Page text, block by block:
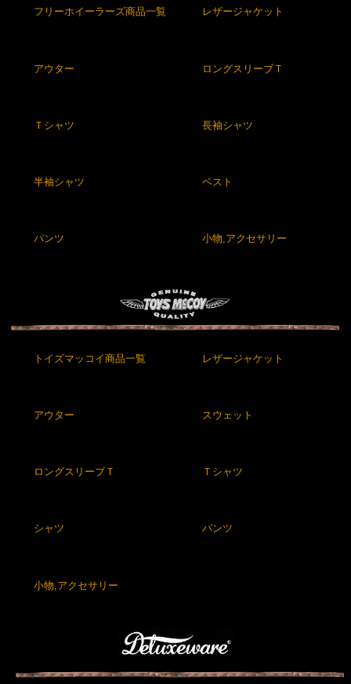
フリーホイーラーズ商品一覧 レザージャケット
アウター ロングスリーブＴ
Ｔシャツ 長袖シャツ
半袖シャツ ベスト
パンツ 小物,アクセサリー
トイズマッコイ商品一覧 レザージャケット
アウター スウェット
ロングスリーブＴ Ｔシャツ
シャツ パンツ
小物,アクセサリー